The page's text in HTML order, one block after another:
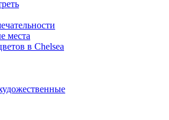
места
в Chelsea